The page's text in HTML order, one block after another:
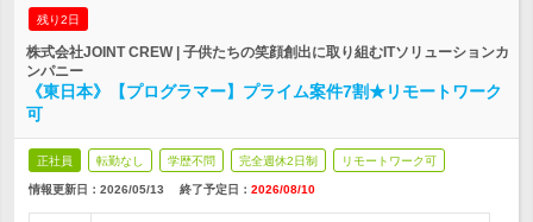
残り2日
株式会社JOINT CREW | 子供たちの笑顔創出に取り組むITソリューションカ
ンパニー
《東日本》【プログラマー】プライム案件7割★リモートワーク
可
正社員 転勤なし 学歴不問 完全週休2日制 リモートワーク可
情報更新日：2026/05/13 終了予定日： 2026/08/10